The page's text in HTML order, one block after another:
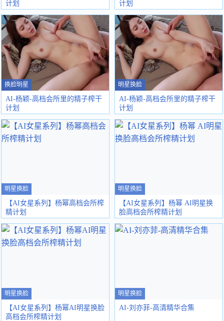
计划
计划
换脸明星
AI-杨颖-高档会所里的精子榨干
计划
明星换脸
AI-杨颖-高档会所里的精子榨干
计划
明星换脸
【AI女星系列】杨幂高档会所榨
精计划
明星换脸
【AI女星系列】杨幂 AI明星换
脸高档会所榨精计划
明星换脸
【AI女星系列】杨幂AI明星换脸
高档会所榨精计划
明星换脸
AI-刘亦菲-高清精华合集